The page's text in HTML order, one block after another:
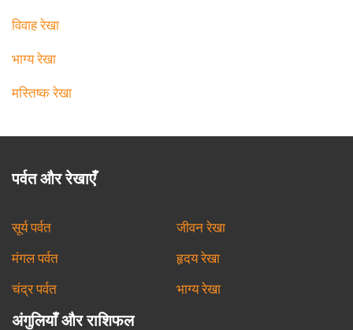
विवाह रेखा
भाग्य रेखा
मस्तिष्क रेखा
पर्वत और रेखाएँ
सूर्य पर्वत जीवन रेखा
मंगल पर्वत हृदय रेखा
चंद्र पर्वत भाग्य रेखा
अंगुलियाँ और राशिफल